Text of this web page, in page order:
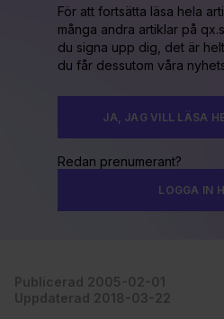
För att fortsätta läsa hela
många andra artiklar på
du signa upp dig, det är
du får dessutom våra
JA, JAG VILL LÄSA
Redan prenumerant?
LOGGA IN
Publicerad 2005-02-01
Uppdaterad 2018-03-22